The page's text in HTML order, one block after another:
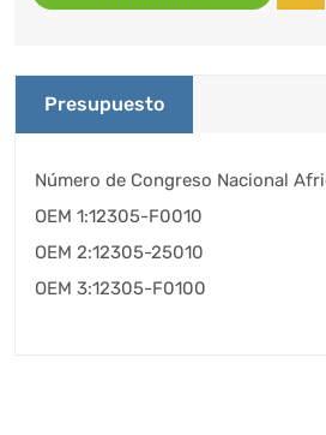
Presupuesto
Número de Congreso Nacional
OEM 1:12305-F0010
OEM 2:12305-25010
OEM 3:12305-F0100